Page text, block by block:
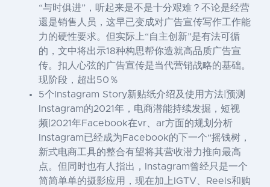
“与时俱进”，听起来是不是十分艰难？不论是经营
還是销售人员，这早已变成对广告宣传写作工作能
力的硬性要求。但实际上“自主创新”是有法可循
的，文中将出示18种构思帮你造就高品质广告宣
传。扣人心弦的广告宣传是当代营销战略的基础。
现阶段，超出50％
5个Instagram Story新贴纸介绍及使用方法|预测
Instagram的2021年，电商潜能持续发掘，短视
频|2021年Facebook在vr、ar方面的规划分析
Instagram已经成为Facebook的下一个“摇钱树，
新式电商工具的整合有望将其营收潜力推向最高
点。但同时也有人指出，Instagram曾经只是一个
简简单单的摄影应用，现在加上IGTV、Reels和购